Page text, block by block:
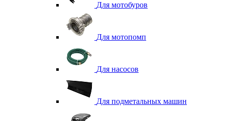
Для мотобуров
Для мотопомп
Для насосов
Для подметальных машин